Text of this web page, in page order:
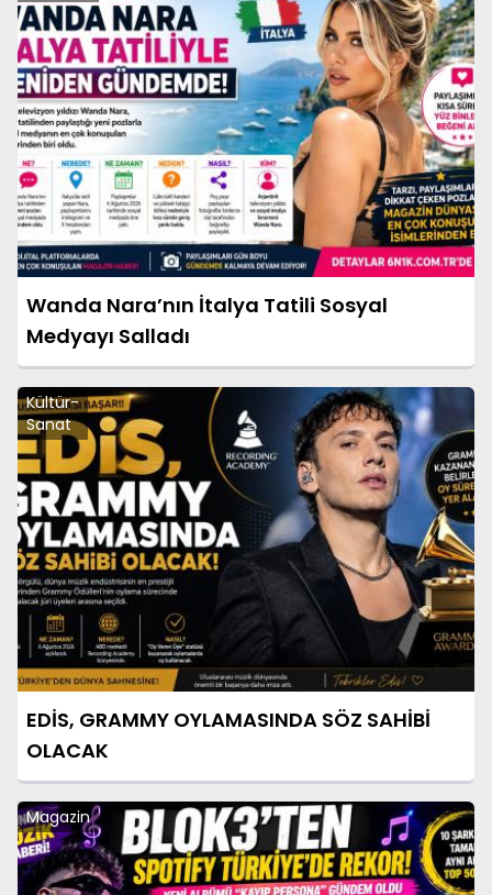
Wanda Nara’nın İtalya Tatili Sosyal
Medyayı Salladı
Kültür-
Sanat
EDİS, GRAMMY OYLAMASINDA SÖZ SAHİBİ
OLACAK
Magazin